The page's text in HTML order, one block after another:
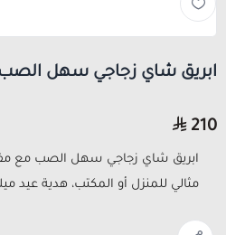
ابريق شاي زجاجي سهل
210
ابريق شاي زجاجي سهل الصب مع
مثالي للمنزل أو المكتب، هدية عيد